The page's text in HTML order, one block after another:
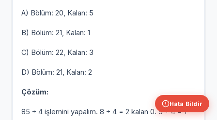
A) Bölüm: 20, Kalan: 5
B) Bölüm: 21, Kalan: 1
C) Bölüm: 22, Kalan: 3
D) Bölüm: 21, Kalan: 2
Çözüm:
85 ÷ 4 işlemini yapalım. 8 ÷ 4 = 2 kalan 0. 5 ÷ 4 = 1
Hata Bildir